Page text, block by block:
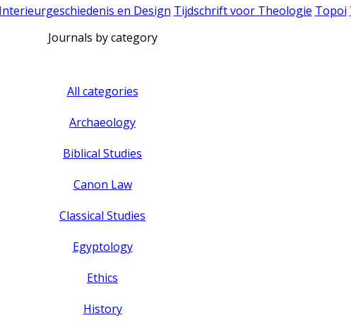
en Design Tijdschrift voor Theologie Topoi
Journals by category
All categories
Archaeology
Biblical Studies
Canon Law
Classical Studies
Egyptology
Ethics
History